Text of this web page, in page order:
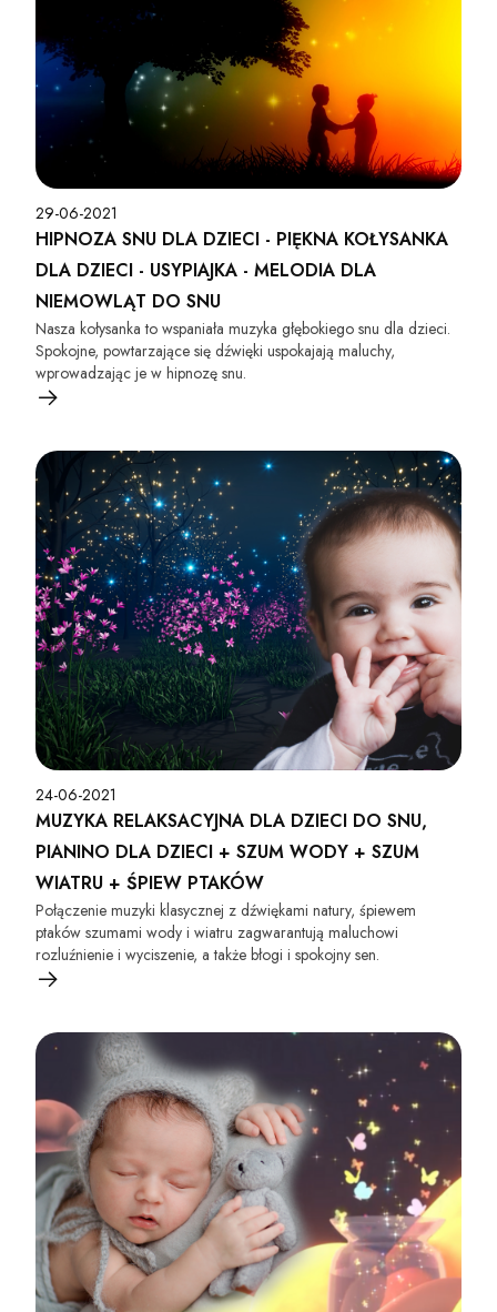
29-06-2021
HIPNOZA SNU DLA DZIECI - PIĘKNA KOŁYSANKA
DLA DZIECI - USYPIAJKA - MELODIA DLA
NIEMOWLĄT DO SNU
Nasza kołysanka to wspaniała muzyka głębokiego snu dla dzieci.
Spokojne, powtarzające się dźwięki uspokajają maluchy,
wprowadzając je w hipnozę snu.
24-06-2021
MUZYKA RELAKSACYJNA DLA DZIECI DO SNU,
PIANINO DLA DZIECI + SZUM WODY + SZUM
WIATRU + ŚPIEW PTAKÓW
Połączenie muzyki klasycznej z dźwiękami natury, śpiewem
ptaków szumami wody i wiatru zagwarantują maluchowi
rozluźnienie i wyciszenie, a także błogi i spokojny sen.